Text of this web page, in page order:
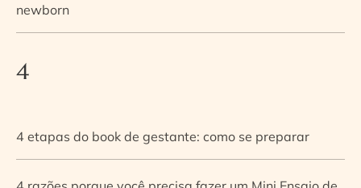
newborn
4
4 etapas do book de gestante: como se preparar